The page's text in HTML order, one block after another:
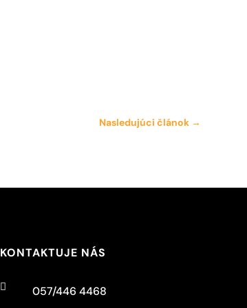
Nasledujúci článok→
KONTAKTUJE NÁS
 057/446 4468